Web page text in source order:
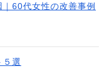
60代女性の改善事例
５選